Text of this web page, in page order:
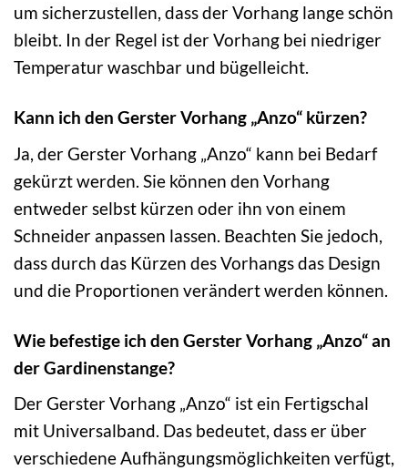
um sicherzustellen, dass der Vorhang lange schön
bleibt. In der Regel ist der Vorhang bei niedriger
Temperatur waschbar und bügelleicht.
Kann ich den Gerster Vorhang „Anzo“ kürzen?
Ja, der Gerster Vorhang „Anzo“ kann bei Bedarf
gekürzt werden. Sie können den Vorhang
entweder selbst kürzen oder ihn von einem
Schneider anpassen lassen. Beachten Sie jedoch,
dass durch das Kürzen des Vorhangs das Design
und die Proportionen verändert werden können.
Wie befestige ich den Gerster Vorhang „Anzo“ an
der Gardinenstange?
Der Gerster Vorhang „Anzo“ ist ein Fertigschal
mit Universalband. Das bedeutet, dass er über
verschiedene Aufhängungsmöglichkeiten verfügt,